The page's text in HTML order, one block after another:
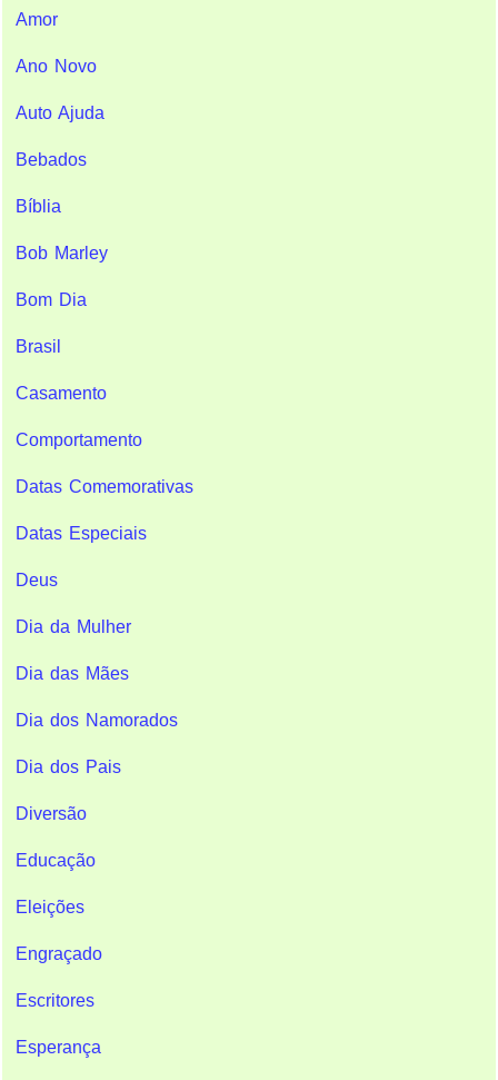
Amor
Ano Novo
Auto Ajuda
Bebados
Bíblia
Bob Marley
Bom Dia
Brasil
Casamento
Comportamento
Datas Comemorativas
Datas Especiais
Deus
Dia da Mulher
Dia das Mães
Dia dos Namorados
Dia dos Pais
Diversão
Educação
Eleições
Engraçado
Escritores
Esperança